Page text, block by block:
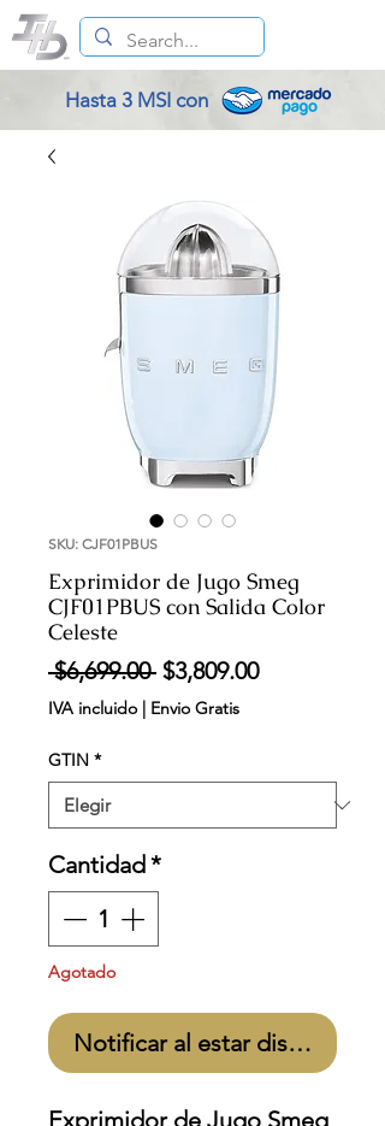
Hasta 3 MSI con
SKU: CJF01PBUS
Exprimidor de Jugo Smeg
CJF01PBUS con Salida Color
Celeste
$6,699.00 Precio
$3,809.00Precio
IVA incluido Envio Gratis
GTIN *
Cantidad*
Agotado
Notificar al estar disponible